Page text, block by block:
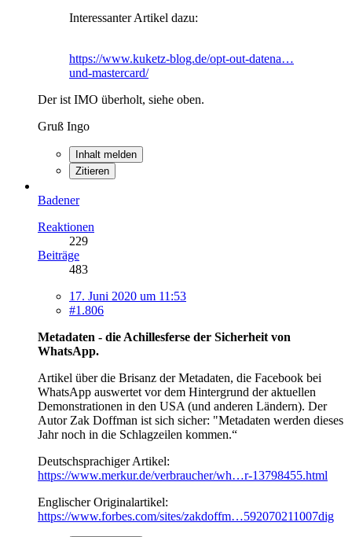
Interessanter Artikel dazu:
https://www.kuketz-blog.de/opt-out-datena…
und-mastercard/
Der ist IMO überholt, siehe oben.
Gruß Ingo
Inhalt melden
Zitieren
Badener
Reaktionen
229
Beiträge
483
17. Juni 2020 um 11:53
#1.806
Metadaten - die Achillesferse der Sicherheit von
WhatsApp.
Artikel über die Brisanz der Metadaten, die Facebook bei
WhatsApp auswertet vor dem Hintergrund der aktuellen
Demonstrationen in den USA (und anderen Ländern). Der
Autor Zak Doffman ist sich sicher: "Metadaten werden dieses
Jahr noch in die Schlagzeilen kommen.“
Deutschsprachiger Artikel:
https://www.merkur.de/verbraucher/wh…r-13798455.html
Englischer Originalartikel:
https://www.forbes.com/sites/zakdoffm…592070211007dig